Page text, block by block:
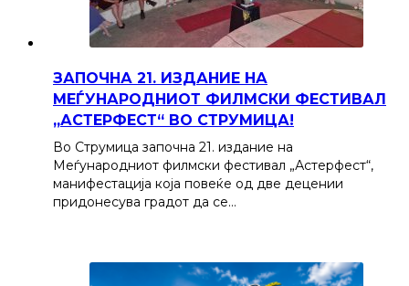
ЗАПОЧНА 21. ИЗДАНИЕ НА
МЕЃУНАРОДНИОТ ФИЛМСКИ ФЕСТИВАЛ
„АСТЕРФЕСТ“ ВО СТРУМИЦА!
Во Струмица започна 21. издание на
Меѓународниот филмски фестивал „Астерфест“,
манифестација која повеќе од две децении
придонесува градот да се…